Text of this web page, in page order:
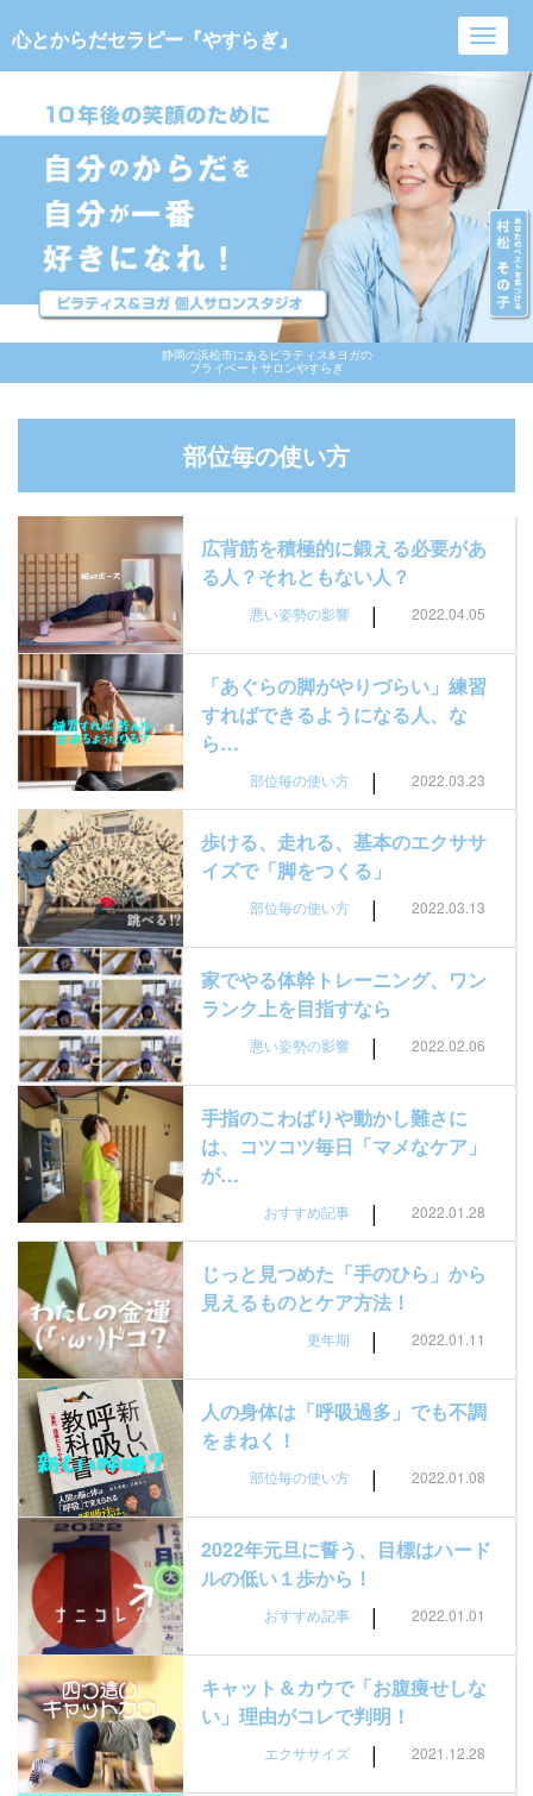
静岡の浜松市にあるピラティス&ヨガの
プライベートサロンやすらぎ
心とからだセラピー『やすらぎ』
部位毎の使い方
広背筋を積極的に鍛える必要があ
る人？それともない人？
悪い姿勢の影響 | 2022.04.05
「あぐらの脚がやりづらい」練習
すればできるようになる人、な
ら…
部位毎の使い方 | 2022.03.23
歩ける、走れる、基本のエクササ
イズで「脚をつくる」
部位毎の使い方 | 2022.03.13
家でやる体幹トレーニング、ワン
ランク上を目指すなら
悪い姿勢の影響 | 2022.02.06
手指のこわばりや動かし難さに
は、コツコツ毎日「マメなケア」
が…
おすすめ記事 | 2022.01.28
じっと見つめた「手のひら」から
見えるものとケア方法！
更年期 | 2022.01.11
人の身体は「呼吸過多」でも不調
をまねく！
部位毎の使い方 | 2022.01.08
2022年元旦に誓う、目標はハード
ルの低い１歩から！
おすすめ記事 | 2022.01.01
キャット＆カウで「お腹痩せしな
い」理由がコレで判明！
エクササイズ | 2021.12.28